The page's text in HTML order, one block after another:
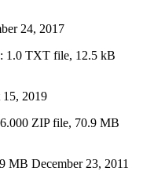
24, 2017
1.0 TXT file, 12.5 kB
2019
ZIP file, 70.9 MB
MB December 23, 2011